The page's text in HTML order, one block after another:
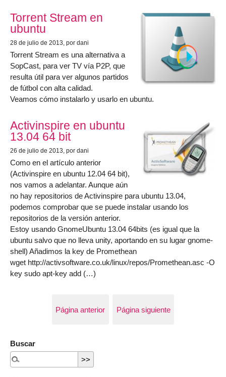
Torrent Stream en
ubuntu
28 de julio de 2013 , por dani
Torrent Stream es una alternativa a
SopCast, para ver TV vía P2P, que
resulta útil para ver algunos partidos
de fútbol con alta calidad.
Veamos cómo instalarlo y usarlo en ubuntu.
Activinspire en ubuntu
13.04 64 bit
26 de julio de 2013 , por dani
Como en el artículo anterior
(Activinspire en ubuntu 12.04 64 bit),
nos vamos a adelantar. Aunque aún
no hay repositorios de Activinspire para ubuntu 13.04,
podemos comprobar que se puede instalar usando los
repositorios de la versión anterior.
Estoy usando GnomeUbuntu 13.04 64bits (es igual que la
ubuntu salvo que no lleva unity, aportando en su lugar gnome-
shell) Añadimos la key de Promethean
wget http://activsoftware.co.uk/linux/repos/Promethean.asc -O
key sudo apt-key add (…)
Página anterior Página siguiente
Buscar